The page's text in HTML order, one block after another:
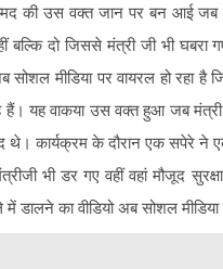
की उस वक्त जान पर बन आई जब
दो जिससे मंत्री जी भी घबरा
मीडिया पर वायरल हो रहा
हैं। यह वाकया उस वक्त हुआ जब
कार्यक्रम के दौरान एक सपेरे ने
भी डर गए वहीं वहां मौजूद
डालने का वीडियो अब सोशल मीडिया